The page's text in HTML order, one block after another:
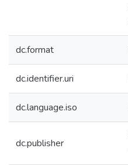
dc.format
dc.identifier.uri
dc.language.iso
dc.publisher